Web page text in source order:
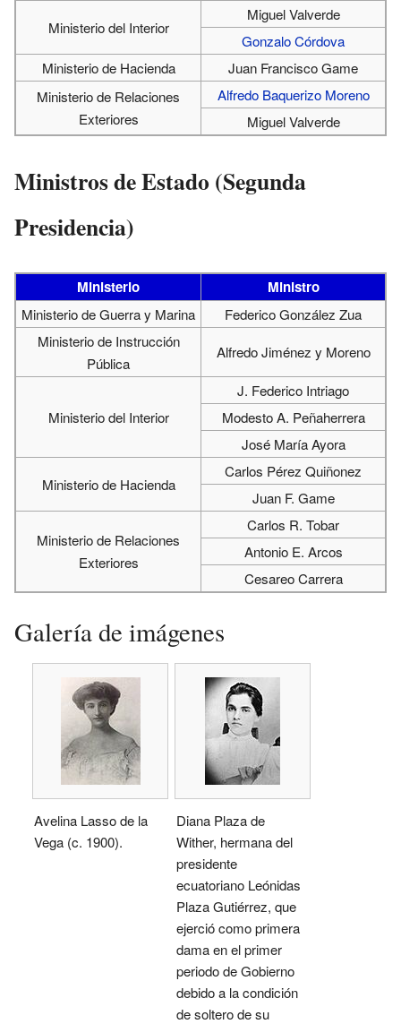
Ministerio del Interior
Miguel Valverde
Gonzalo Córdova
Ministerio de Hacienda
Juan Francisco Game
Ministerio de Relaciones
Exteriores
Alfredo Baquerizo Moreno
Miguel Valverde
Ministros de Estado (Segunda
Presidencia)
Ministerio Ministro
Ministerio de Guerra y Marina
Federico González Zua
Ministerio de Instrucción
Pública
Alfredo Jiménez y Moreno
Ministerio del Interior
J. Federico Intriago
Modesto A. Peñaherrera
José María Ayora
Ministerio de Hacienda
Carlos Pérez Quiñonez
Juan F. Game
Ministerio de Relaciones
Exteriores
Carlos R. Tobar
Antonio E. Arcos
Cesareo Carrera
Galería de imágenes
Avelina Lasso de la
Vega (c. 1900).
Diana Plaza de
Wither, hermana del
presidente
ecuatoriano Leónidas
Plaza Gutiérrez, que
ejerció como primera
dama en el primer
periodo de Gobierno
debido a la condición
de soltero de su